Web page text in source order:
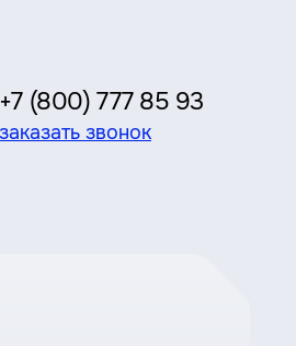
+7 (800) 777 85 93
заказать звонок